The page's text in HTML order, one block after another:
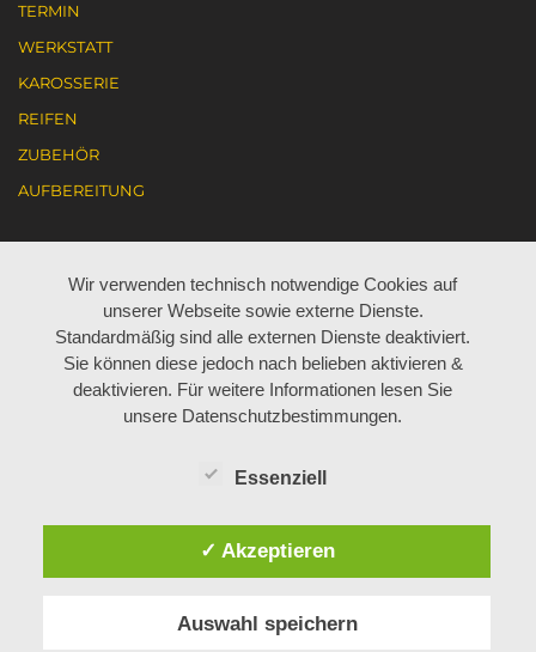
TERMIN
WERKSTATT
KAROSSERIE
REIFEN
ZUBEHÖR
AUFBEREITUNG
AKTUELL JOBANGEBOTE
ARBEITEN BEI BÖHM
Wir verwenden technisch notwendige Cookies auf
unserer Webseite sowie externe Dienste.
Standardmäßig sind alle externen Dienste deaktiviert.
Sie können diese jedoch nach belieben aktivieren &
deaktivieren. Für weitere Informationen lesen Sie
unsere Datenschutzbestimmungen.
Essenziell
✓ Akzeptieren
Auswahl speichern